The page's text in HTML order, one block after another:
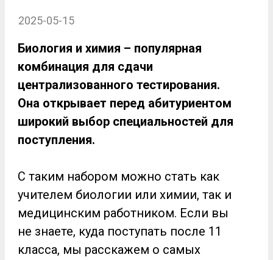
2025-05-15
Биология и химия – популярная
комбинация для сдачи
централизованного тестирования.
Она открывает перед абитуриентом
широкий выбор специальностей для
поступления.
С таким набором можно стать как
учителем биологии или химии, так и
медицинским работником. Если вы
не знаете, куда поступать после 11
класса, мы расскажем о самых